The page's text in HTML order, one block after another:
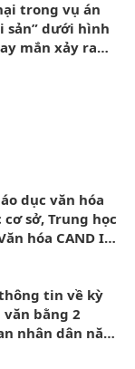
trong vụ án
sản” dưới hình
mắn xảy ra
dục văn hóa
sở, Trung học
hóa CAND I
tin về kỳ
bằng 2
nhân dân năm